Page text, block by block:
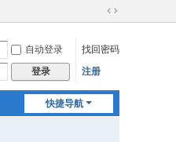
切
到
自动登录
找回密码
登录 注册
快捷导航